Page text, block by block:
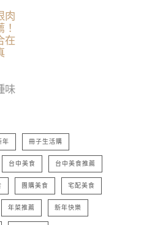
肉
在
味
年 冊子生活購
台中美食 台中美食推薦
團購美食 宅配美食
年菜推薦 新年快樂